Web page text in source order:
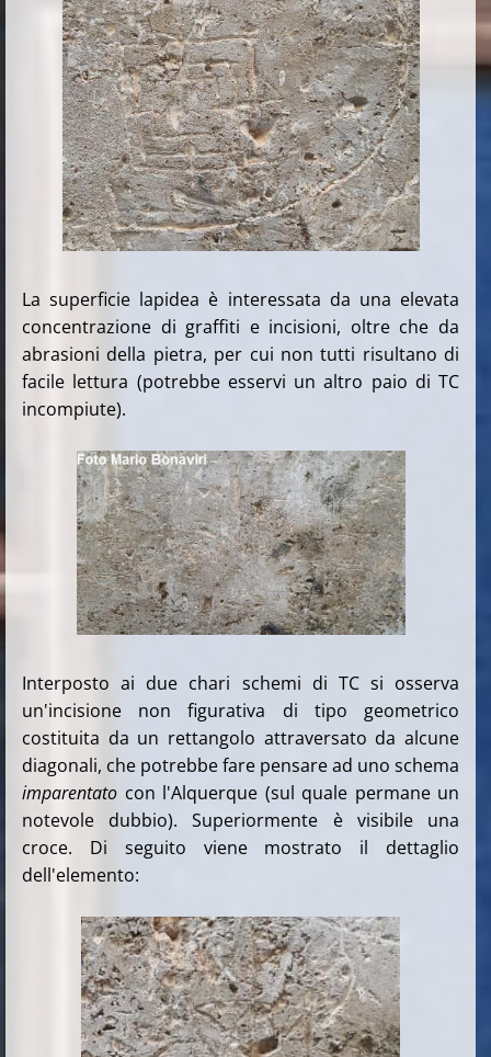
La superficie lapidea è interessata da una elevata
concentrazione di graffiti e incisioni, oltre che da
abrasioni della pietra, per cui non tutti risultano di
facile lettura (potrebbe esservi un altro paio di TC
incompiute).
Interposto ai due chari schemi di TC si osserva
un'incisione non figurativa di tipo geometrico
costituita da un rettangolo attraversato da alcune
diagonali, che potrebbe fare pensare ad uno schema
imparentato con l'Alquerque (sul quale permane un
notevole dubbio). Superiormente è visibile una
croce. Di seguito viene mostrato il dettaglio
dell'elemento: